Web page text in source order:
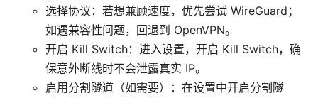
选择协议：若想兼顾速度，优先尝试 WireGuard；
如遇兼容性问题，回退到 OpenVPN。
开启 Kill Switch：进入设置，开启 Kill Switch，确
保意外断线时不会泄露真实 IP。
启用分割隧道（如需要）：在设置中开启分割隧